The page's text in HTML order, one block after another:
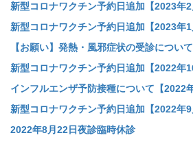
新型コロナワクチン予約日追加【2023年2
新型コロナワクチン予約日追加【2023年1
【お願い】発熱・風邪症状の受診について
新型コロナワクチン予約日追加【2022年
インフルエンザ予防接種について【2022
新型コロナワクチン予約日追加【2022年9
2022年8月22日夜診臨時休診